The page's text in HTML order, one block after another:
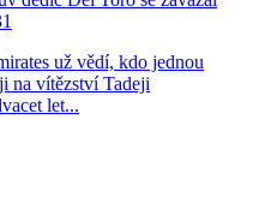
už vědí, kdo jednou
na vítězství Tadeji
let...